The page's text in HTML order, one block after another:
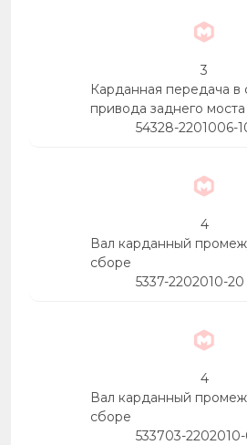
3
Карданная передача в
привода заднего моста
54328-2201006-
4
Вал карданный
сборе
5337-2202010-20
4
Вал карданный
сборе
533703-